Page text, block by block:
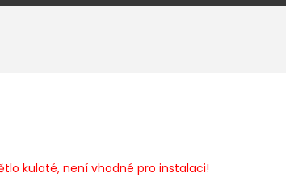
kulaté, není vhodné pro instalaci!